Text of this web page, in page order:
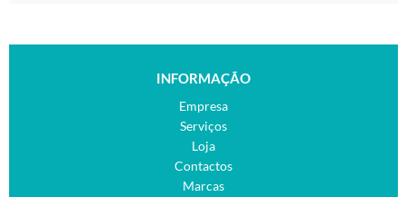
INFORMAÇÃO
Empresa
Serviços
Loja
Contactos
Marcas